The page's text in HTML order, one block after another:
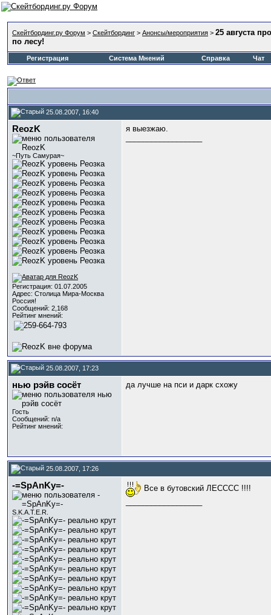
Скейтбординг.ру Форум > Скейтбординг > Анонсы/мероприятия > 25 августа
по лесу!
Регистрация Система Мнений Справка Чат
25.08.2007, 16:40
ReozK
~Путь Самурая~
Регистрация: 01.07.2005
Адрес: Столица Мира-Москва
Россия!
Сообщений: 2,168
Рейтинг мнений:
я выезжаю.
25.08.2007, 17:23
нью рэйв сосёт
Гость
Сообщений: n/a
Рейтинг мнений:
да лучше на пси и дарк схожу
25.08.2007, 17:26
-=SpAnKy=-
S.K.A.T.E.R.
Все в бутовский ЛЕСССС !!!!